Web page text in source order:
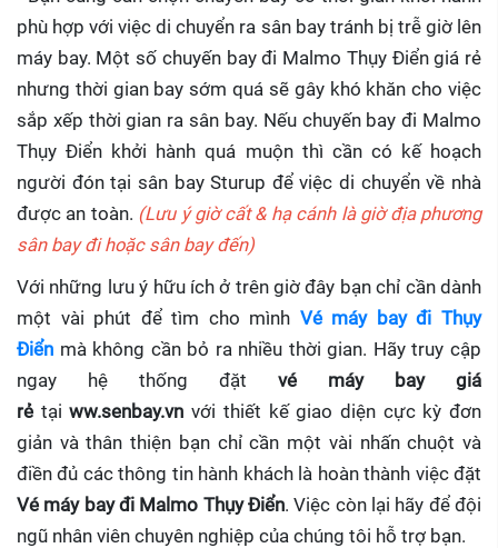
phù hợp với việc di chuyển ra sân bay tránh bị trễ giờ lên
máy bay. Một số chuyến bay đi Malmo Thụy Điển giá rẻ
nhưng thời gian bay sớm quá sẽ gây khó khăn cho việc
sắp xếp thời gian ra sân bay. Nếu chuyến bay đi Malmo
Thụy Điển khởi hành quá muộn thì cần có kế hoạch
người đón tại sân bay Sturup để việc di chuyển về nhà
được an toàn. (Lưu ý giờ cất & hạ cánh là giờ địa phương
sân bay đi hoặc sân bay đến)
Với những lưu ý hữu ích ở trên giờ đây bạn chỉ cần dành
một vài phút để tìm cho mình Vé máy bay đi Thụy
Điển mà không cần bỏ ra nhiều thời gian. Hãy truy cập
ngay hệ thống đặt vé máy bay giá
rẻ tạiww.senbay.vn với thiết kế giao diện cực kỳ đơn
giản và thân thiện bạn chỉ cần một vài nhấn chuột và
điền đủ các thông tin hành khách là hoàn thành việc đặt
Vé máy bay đi Malmo Thụy Điển. Việc còn lại hãy để đội
ngũ nhân viên chuyên nghiệp của chúng tôi hỗ trợ bạn.